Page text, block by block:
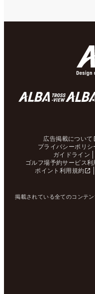
広告掲載について
プライバシーポリシ
ガイドライン
ゴルフ場予約サービス利
ポイント利用規約
掲載されている全てのコンテ